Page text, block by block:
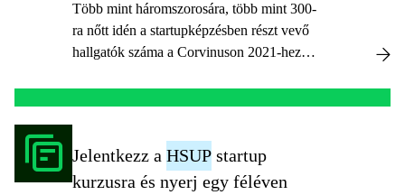
Több mint háromszorosára, több mint 300-
ra nőtt idén a startupképzésben részt vevő
hallgatók száma a Corvinuson 2021-hez
Nemzeti Kutatási Fejlesztési és Innovációs
Hivatal (NKFIH) portfóliójába tartozó
Hungarian Startup University Programot (
Jelentkezz a HSUP startup
kurzusra és nyerj egy féléven